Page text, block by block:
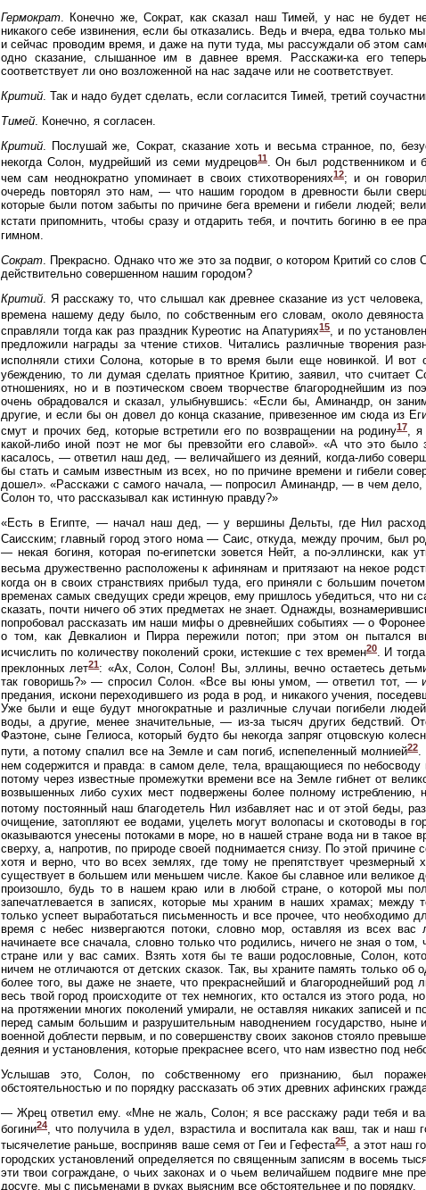
Гермократ . Конечно же, Сократ, как сказал наш Тимей, у нас не будет
никакого себе извинения, если бы отказались. Ведь и вчера, едва только
и сейчас проводим время, и даже на пути туда, мы рассуждали об этом
одно сказание, слышанное им в давнее время. Расскажи-ка его
соответствует ли оно возложенной на нас задаче или не соответствует.
Критий . Так и надо будет сделать, если согласится Тимей, третий
Тимей . Конечно, я согласен.
Критий . Послушай же, Сократ, сказание хоть и весьма странное, по,
некогда Солон, мудрейший из семи мудрецов11. Он был родственником и
чем сам неоднократно упоминает в своих стихотворениях12; и он
очередь повторял это нам, — что нашим городом в древности были
которые были потом забыты по причине бега времени и гибели людей;
кстати припомнить, чтобы сразу и отдарить тебя, и почтить богиню в ее
гимном.
Сократ . Прекрасно. Однако что же это за подвиг, о котором Критий со
действительно совершенном нашим городом?
Критий . Я расскажу то, что слышал как древнее сказание из уст
времена нашему деду было, по собственным его словам, около
справляли тогда как раз праздник Куреотис на Апатуриях15, и по
предложили награды за чтение стихов. Читались различные творения
исполняли стихи Солона, которые в то время были еще новинкой. И вот
убеждению, то ли думая сделать приятное Критию, заявил, что считает
отношениях, но и в поэтическом своем творчестве благороднейшим из
очень обрадовался и сказал, улыбнувшись: «Если бы, Аминандр, он
другие, и если бы он довел до конца сказание, привезенное им сюда из
смут и прочих бед, которые встретили его по возвращении на родину17, я
какой-либо иной поэт не мог бы превзойти его славой». «А что это
касалось, — ответил наш дед, — величайшего из деяний, когда-либо
бы стать и самым известным из всех, но по причине времени и гибели
дошел». «Расскажи с самого начала, — попросил Аминандр, — в чем дело,
Солон то, что рассказывал как истинную правду?»
«Есть в Египте, — начал наш дед, — у вершины Дельты, где Нил
Саисским; главный город этого нома — Саис, откуда, между прочим, был
— некая богиня, которая по-египетски зовется Нейт, а по-эллински,
весьма дружественно расположены к афинянам и притязают на некое
когда он в своих странствиях прибыл туда, его приняли с большим
временах самых сведущих среди жрецов, ему пришлось убедиться, что ни
сказать, почти ничего об этих предметах не знает. Однажды,
попробовал рассказать им наши мифы о древнейших событиях — о
о том, как Девкалион и Пирра пережили потоп; при этом он пытался
исчислить по количеству поколений сроки, истекшие с тех времен20. И
преклонных лет21: «Ах, Солон, Солон! Вы, эллины, вечно остаетесь
так говоришь?» — спросил Солон. «Все вы юны умом, — ответил тот, —
предания, искони переходившего из рода в род, и никакого учения,
Уже были и еще будут многократные и различные случаи погибели
воды, а другие, менее значительные, — из-за тысяч других бедствий.
Фаэтоне, сыне Гелиоса, который будто бы некогда запряг отцовскую
пути, а потому спалил все на Земле и сам погиб, испепеленный молнией22.
нем содержится и правда: в самом деле, тела, вращающиеся по небосводу
потому через известные промежутки времени все на Земле гибнет от
возвышенных либо сухих мест подвержены более полному истреблению,
потому постоянный наш благодетель Нил избавляет нас и от этой беды,
очищение, затопляют ее водами, уцелеть могут волопасы и скотоводы в
оказываются унесены потоками в море, но в нашей стране вода ни в такое
сверху, а, напротив, по природе своей поднимается снизу. По этой причине
хотя и верно, что во всех землях, где тому не препятствует чрезмерный
существует в большем или меньшем числе. Какое бы славное или великое
произошло, будь то в нашем краю или в любой стране, о которой мы
запечатлевается в записях, которые мы храним в наших храмах; между
только успеет выработаться письменность и все прочее, что необходимо
время с небес низвергаются потоки, словно мор, оставляя из всех
начинаете все сначала, словно только что родились, ничего не зная о
стране или у вас самих. Взять хотя бы те ваши родословные, Солон,
ничем не отличаются от детских сказок. Так, вы храните память только об
более того, вы даже не знаете, что прекраснейший и благороднейший
весь твой город происходите от тех немногих, кто остался из этого рода,
на протяжении многих поколений умирали, не оставляя никаких записей и
перед самым большим и разрушительным наводнением государство,
военной доблести первым, и по совершенству своих законов стояло
деяния и установления, которые прекраснее всего, что нам известно под
Услышав это, Солон, по собственному его признанию, был
обстоятельностью и по порядку рассказать об этих древних афинских
— Жрец ответил ему. «Мне не жаль, Солон; я все расскажу ради тебя и
богини24, что получила в удел, взрастила и воспитала как ваш, так и
тысячелетие раньше, восприняв ваше семя от Геи и Гефеста25, а этот наш
городских установлений определяется по священным записям в восемь
эти твои сограждане, о чьих законах и о чьем величайшем подвиге мне
досуге, мы с письменами в руках выясним все обстоятельнее и по порядку.